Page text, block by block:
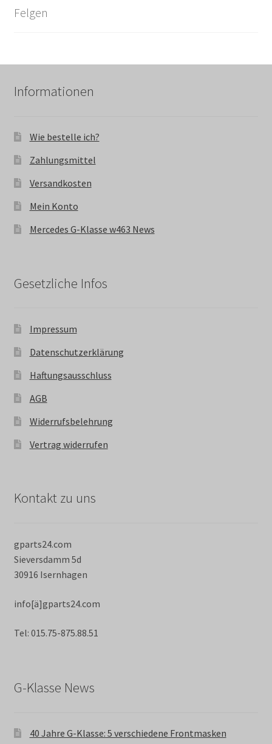
Felgen
Informationen
Wie bestelle ich?
Zahlungsmittel
Versandkosten
Mein Konto
Mercedes G-Klasse w463 News
Gesetzliche Infos
Impressum
Datenschutzerklärung
Haftungsausschluss
AGB
Widerrufsbelehrung
Vertrag widerrufen
Kontakt zu uns
gparts24.com
Sieversdamm 5d
30916 Isernhagen
info[ä]gparts24.com
Tel: 015.75-875.88.51
G-Klasse News
40 Jahre G-Klasse: 5 verschiedene Frontmasken